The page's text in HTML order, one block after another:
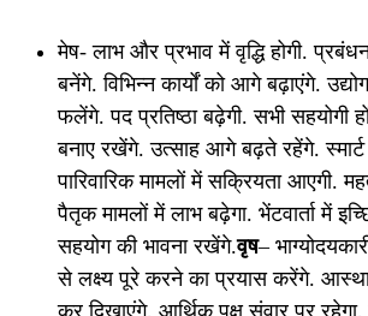
मेष- लाभ और प्रभाव में वृद्धि होगी.
बनेंगे. विभिन्न कार्यों को आगे बढ़ाएंगे.
फलेंगे. पद प्रतिष्ठा बढ़ेगी. सभी सहयोगी
बनाए रखेंगे. उत्साह आगे बढ़ते रहेंगे. स्मार्ट
पारिवारिक मामलों में सक्रियता आएगी.
पैतृक मामलों में लाभ बढ़ेगा. भेंटवार्ता में
सहयोग की भावना रखेंगे.वृष–
से लक्ष्य पूरे करने का प्रयास करेंगे.
कर दिखाएंगे. आर्थिक पक्ष संवार पर रहेगा.